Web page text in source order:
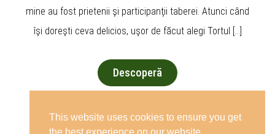
mine au fost prietenii şi participanţii taberei. Atunci când
îşi doreşti ceva delicios, uşor de făcut alegi Tortul […]
Descoperă
PostsThis website uses cookies to ensure you get